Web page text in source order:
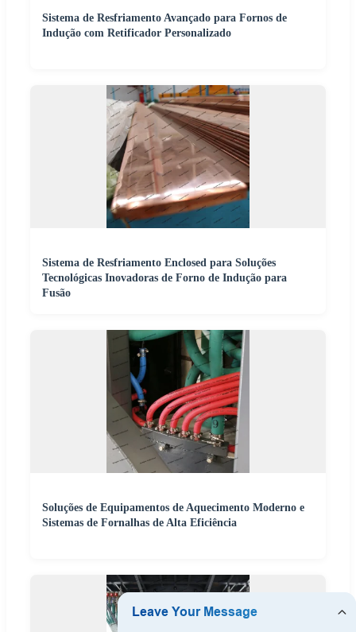
Sistema de Resfriamento Avançado para Fornos de
Indução com Retificador Personalizado
Sistema de Resfriamento Enclosed para Soluções
Tecnológicas Inovadoras de Forno de Indução para
Fusão
Soluções de Equipamentos de Aquecimento Moderno e
Sistemas de Fornalhas de Alta Eficiência